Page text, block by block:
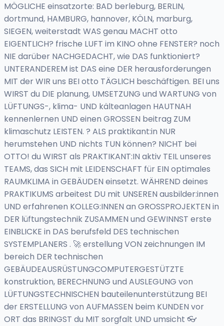
MÖGLICHE einsatzorte: BAD berleburg, BERLIN,
dortmund, HAMBURG, hannover, KÖLN, marburg,
SIEGEN, weiterstadt WAS genau MACHT otto
EIGENTLICH? frische LUFT im KINO ohne FENSTER? noch
NIE darüber NACHGEDACHT, wie DAS funktioniert?
UNTERANDEREM ist DAS eine DER herausforderungen
MIT der WIR uns BEI otto TÄGLICH beschäftigen. BEI uns
WIRST du DIE planung, UMSETZUNG und WARTUNG von
LÜFTUNGS-, klima- UND kälteanlagen HAUTNAH
kennenlernen UND einen GROSSEN beitrag ZUM
klimaschutz LEISTEN. ? ALS praktikant:in NUR
herumstehen UND nichts TUN können? NICHT bei
OTTO! du WIRST als PRAKTIKANT:IN aktiv TEIL unseres
TEAMS, das SICH mit LEIDENSCHAFT für EIN optimales
RAUMKLIMA in GEBÄUDEN einsetzt. WÄHREND deines
PRAKTIKUMS arbeitest DU mit UNSEREN ausbilder:innen
UND erfahrenen KOLLEG:INNEN an GROSSPROJEKTEN in
DER lüftungstechnik ZUSAMMEN und GEWINNST erste
EINBLICKE in DAS berufsfeld DES technischen
SYSTEMPLANERS . 🚀 erstellung VON zeichnungen IM
bereich DER technischen
GEBÄUDEAUSRÜSTUNGCOMPUTERGESTÜTZTE
konstruktion, BERECHNUNG und AUSLEGUNG von
LÜFTUNGSTECHNISCHEN bauteilenunterstützung BEI
der ERSTELLUNG von AUFMASSEN beim KUNDEN vor
ORT das BRINGST du MIT sorgfalt UND umsicht 👓